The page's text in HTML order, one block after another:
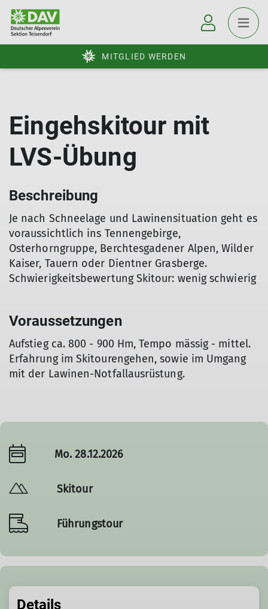
MITGLIED WERDEN
Eingehskitour mit
LVS-Übung
Beschreibung
Je nach Schneelage und Lawinensituation geht es
voraussichtlich ins Tennengebirge,
Osterhorngruppe, Berchtesgadener Alpen, Wilder
Kaiser, Tauern oder Dientner Grasberge.
Schwierigkeitsbewertung Skitour: wenig schwierig
Voraussetzungen
Aufstieg ca. 800 - 900 Hm, Tempo mässig - mittel.
Erfahrung im Skitourengehen, sowie im Umgang
mit der Lawinen-Notfallausrüstung.
Mo. 28.12.2026
Skitour
Führungstour
Details